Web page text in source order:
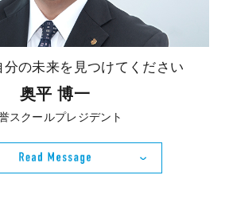
分の未来を見つけてください
奥平 博一
スクールプレジデント